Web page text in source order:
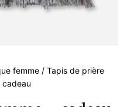
femme / Tapis de prière
cadeau